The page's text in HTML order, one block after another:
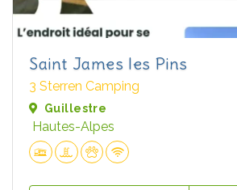
Saint James les Pins
3 Sterren Camping
Guillestre
Hautes-Alpes